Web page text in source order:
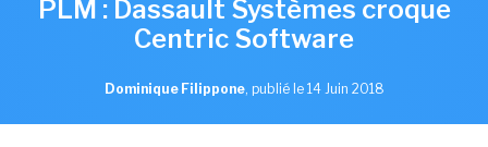
PLM : Dassault Systèmes croque
Centric Software
Dominique Filippone, publié le 14 Juin 2018